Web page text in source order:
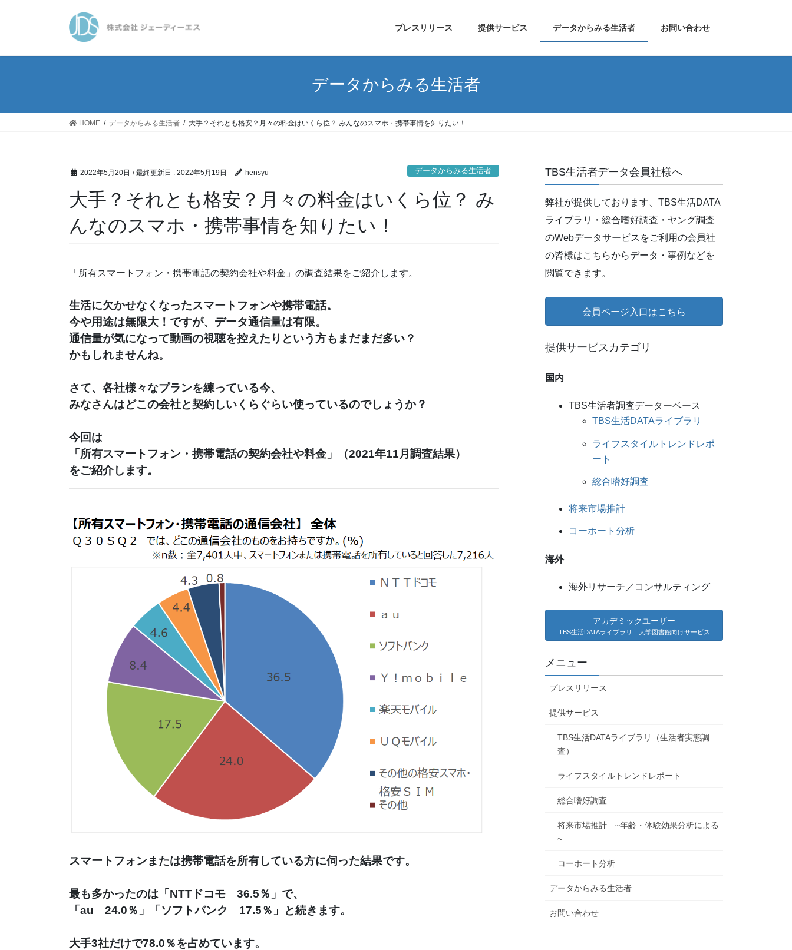
プレスリリース 提供サービス データからみる生活者 お問い合わせ
データからみる生活者
HOME データからみる生活者 大手？それとも格安？月々の料金はいくら位？ みんなのスマホ・携帯事情を知りたい！
2022年5月20日 / 最終更新日 : 2022年5月19日 hensyu データからみる生活者
大手？それとも格安？月々の料金はいくら位？ み
んなのスマホ・携帯事情を知りたい！
「所有スマートフォン・携帯電話の契約会社や料金」の調査結果をご紹介します。
生活に欠かせなくなったスマートフォンや携帯電話。
今や用途は無限大！ですが、データ通信量は有限。
通信量が気になって動画の視聴を控えたりという方もまだまだ多い？
かもしれませんね。
さて、各社様々なプランを練っている今、
みなさんはどこの会社と契約しいくらぐらい使っているのでしょうか？
今回は
「所有スマートフォン・携帯電話の契約会社や料金」（2021年11月調査結果）
スマートフォンまたは携帯電話を所有している方に伺った結果です。
最も多かったのは「NTTドコモ　36.5％」で、
「au　24.0％」「ソフトバンク　17.5％」と続きます。
大手3社だけで78.0％を占めています。
TBS生活者データ会員社様へ
弊社が提供しております、TBS生活DATA
ライブラリ・総合嗜好調査・ヤング調査
のWebデータサービスをご利用の会員社
の皆様はこちらからデータ・事例などを
閲覧できます。
会員ページ入口はこちら
提供サービスカテゴリ
国内
TBS生活者調査データーベース
TBS生活DATAライブラリ
ライフスタイルトレンドレポ
ート
総合嗜好調査
将来市場推計
コーホート分析
海外
海外リサーチ／コンサルティング
アカデミックユーザー
TBS生活DATAライブラリ 大学図書館向けサービス
メニュー
プレスリリース
提供サービス
TBS生活DATAライブラリ（生活者実態調
査）
ライフスタイルトレンドレポート
総合嗜好調査
将来市場推計 ~年齢・体験効果分析による
~
コーホート分析
データからみる生活者
お問い合わせ